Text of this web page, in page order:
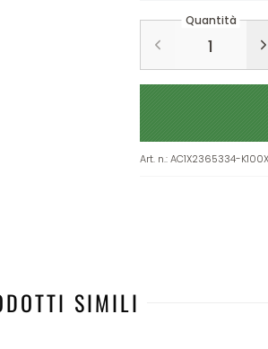
Quantità
Art. n.:AC1X2365334-
SIMILI